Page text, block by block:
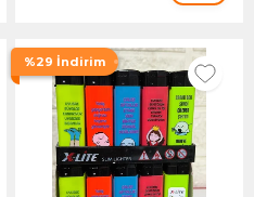
%29 İndirim